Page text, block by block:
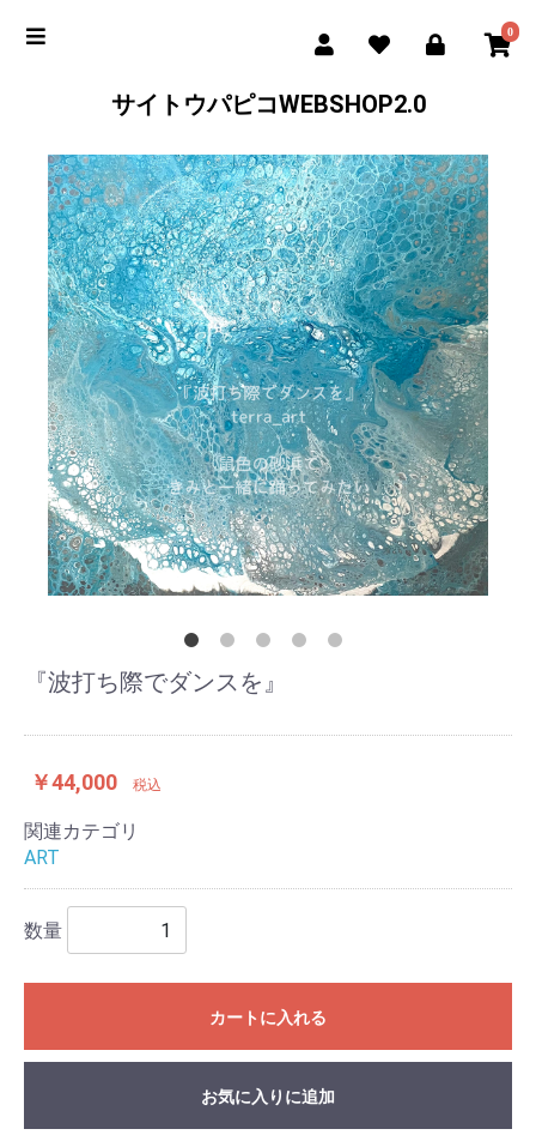
0
サイトウパピコWEBSHOP2.0
『波打ち際でダンスを』
￥44,000 税込
関連カテゴリ
ART
数量
カートに入れる
お気に入りに追加